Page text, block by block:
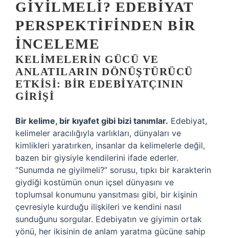
GIYILMELI? EDEBIYAT
PERSPEKTIFINDEN BIR
İNCELEME
KELIMELERIN GÜCÜ VE
ANLATILARIN DÖNÜŞTÜRÜCÜ
ETKISI: BIR EDEBIYATÇININ
GIRIŞI
Bir kelime, bir kıyafet gibi bizi tanımlar. Edebiyat,
kelimeler aracılığıyla varlıkları, dünyaları ve
kimlikleri yaratırken, insanlar da kelimelerle değil,
bazen bir giysiyle kendilerini ifade ederler.
“Sunumda ne giyilmeli?” sorusu, tıpkı bir karakterin
giydiği kostümün onun içsel dünyasını ve
toplumsal konumunu yansıtması gibi, bir kişinin
çevresiyle kurduğu ilişkileri ve kendini nasıl
sunduğunu sorgular. Edebiyatın ve giyimin ortak
yönü, her ikisinin de anlam yaratma gücüne sahip